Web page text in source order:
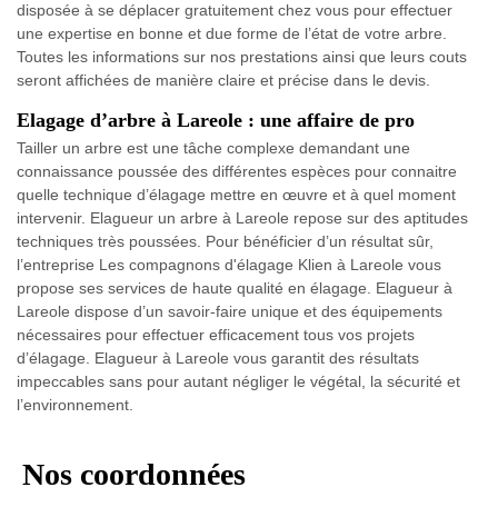
disposée à se déplacer gratuitement chez vous pour effectuer
une expertise en bonne et due forme de l’état de votre arbre.
Toutes les informations sur nos prestations ainsi que leurs couts
seront affichées de manière claire et précise dans le devis.
Elagage d’arbre à Lareole : une affaire de pro
Tailler un arbre est une tâche complexe demandant une
connaissance poussée des différentes espèces pour connaitre
quelle technique d’élagage mettre en œuvre et à quel moment
intervenir. Elagueur un arbre à Lareole repose sur des aptitudes
techniques très poussées. Pour bénéficier d’un résultat sûr,
l’entreprise Les compagnons d'élagage Klien à Lareole vous
propose ses services de haute qualité en élagage. Elagueur à
Lareole dispose d’un savoir-faire unique et des équipements
nécessaires pour effectuer efficacement tous vos projets
d’élagage. Elagueur à Lareole vous garantit des résultats
impeccables sans pour autant négliger le végétal, la sécurité et
l’environnement.
Nos coordonnées